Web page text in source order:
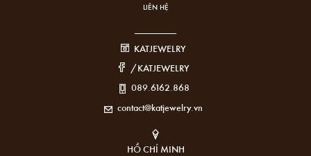
LIÊN HỆ
KATJEWELRY
/KATJEWELRY
089.6162.868
contact@katjewelry.vn
HỒ CHÍ MINH